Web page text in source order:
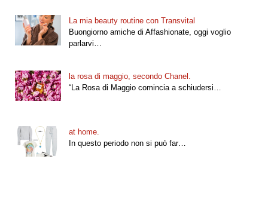
La mia beauty routine con Transvital
Buongiorno amiche di Affashionate, oggi voglio
parlarvi…
la rosa di maggio, secondo Chanel.
“La Rosa di Maggio comincia a schiudersi…
at home.
In questo periodo non si può far…